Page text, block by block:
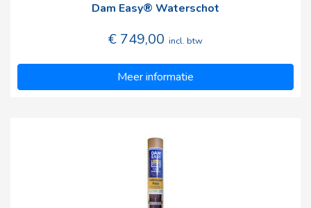
Dam Easy® Waterschot
€ 749,00 incl. btw
Meer informatie